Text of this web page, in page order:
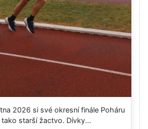
2026 si své okresní finále Poháru
starší žactvo. Dívky...